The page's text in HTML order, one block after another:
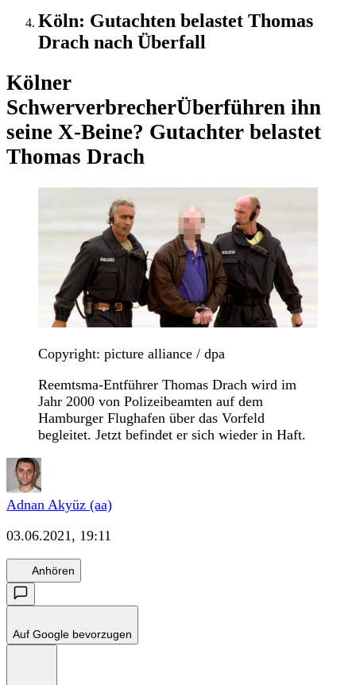
Köln: Gutachten belastet Thomas
Drach nach Überfall
Kölner
SchwerverbrecherÜberführen ihn
seine X-Beine? Gutachter belastet
Thomas Drach
Copyright: picture alliance / dpa
Reemtsma-Entführer Thomas Drach wird im
Jahr 2000 von Polizeibeamten auf dem
Hamburger Flughafen über das Vorfeld
begleitet. Jetzt befindet er sich wieder in Haft.
Adnan Akyüz (aa)
03.06.2021, 19:11
Anhören
Auf Google bevorzugen